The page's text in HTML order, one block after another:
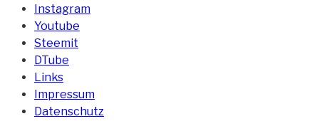
Instagram
Youtube
Steemit
DTube
Links
Impressum
Datenschutz